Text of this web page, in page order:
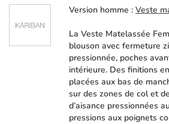
Version homme : Veste
La Veste Matelassée
blouson avec fermeture
pressionnée, poches
intérieure. Des finitions
placées aux bas de
sur des zones de col et
d’aisance pressionnées
pressions aux poignets